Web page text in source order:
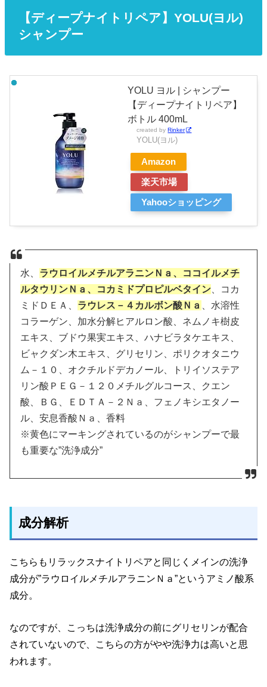
【ディープナイトリペア】YOLU(ヨル)
シャンプー
YOLU ヨル | シャンプー
【ディープナイトリペア】
ボトル 400mL
created byRinker
YOLU(ヨル)
Amazon
楽天市場
Yahooショッピング
水、 ラウロイルメチルアラニンＮａ、ココイルメチ
ルタウリンＮａ、コカミドプロピルベタイン 、コカ
ミドＤＥＡ、 ラウレス－４カルボン酸Ｎａ
、水溶性
コラーゲン、加水分解ヒアルロン酸、ネムノキ樹皮
エキス、ブドウ果実エキス、ハナビラタケエキス、
ビャクダン木エキス、グリセリン、ポリクオタニウ
ム－１０、オクチルドデカノール、トリイソステア
リン酸ＰＥＧ－１２０メチルグルコース、クエン
酸、ＢＧ、ＥＤＴＡ－２Ｎａ、フェノキシエタノー
ル、安息香酸Ｎａ、香料
※黄色にマーキングされているのがシャンプーで最
も重要な”洗浄成分”
成分解析
こちらもリラックスナイトリペアと同じくメインの洗浄
成分が”ラウロイルメチルアラニンＮａ”というアミノ酸系
成分。
なのですが、こっちは洗浄成分の前にグリセリンが配合
されていないので、こちらの方がやや洗浄力は高いと思
われます。